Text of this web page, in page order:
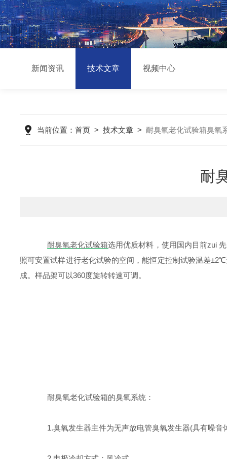
新闻资讯 技术文章 视频中心
当前位置： 首页 > 技术文章 > 耐臭氧老化试验箱臭氧
耐
耐臭氧老化试验箱选用优质材料，使用国内目前zui
照可安置试样进行老化试验的空间，能恒定控制试验温差
成。样品架可以360度旋转转速可调。
耐臭氧老化试验箱的臭氧系统：
1.臭氧发生器主件为无声放电管臭氧发生器(具有噪音